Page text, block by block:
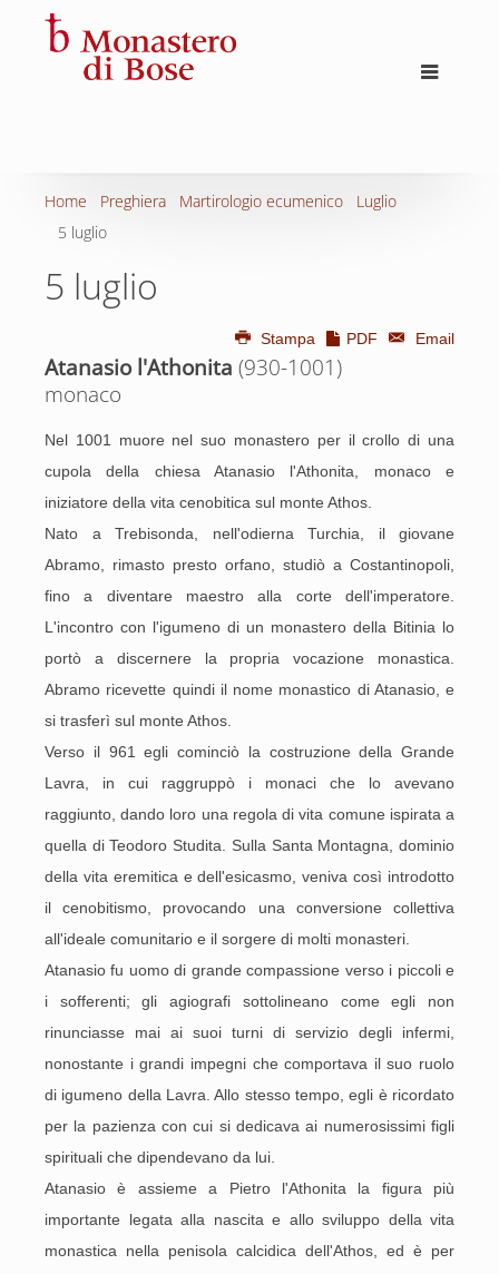
Home Preghiera Martirologio ecumenico
Luglio
5 luglio
5 luglio
Stampa PDF Email
Atanasio l'Athonita (930-1001)
monaco
Nel 1001 muore nel suo monastero per il crollo di una
cupola della chiesa Atanasio l'Athonita, monaco e
iniziatore della vita cenobitica sul monte Athos.
Nato a Trebisonda, nell'odierna Turchia, il giovane
Abramo, rimasto presto orfano, studiò a Costantinopoli,
fino a diventare maestro alla corte dell'imperatore.
L'incontro con l'igumeno di un monastero della Bitinia lo
portò a discernere la propria vocazione monastica.
Abramo ricevette quindi il nome monastico di Atanasio, e
si trasferì sul monte Athos.
Verso il 961 egli cominciò la costruzione della Grande
Lavra, in cui raggruppò i monaci che lo avevano
raggiunto, dando loro una regola di vita comune ispirata a
quella di Teodoro Studita. Sulla Santa Montagna, dominio
della vita eremitica e dell'esicasmo, veniva così introdotto
il cenobitismo, provocando una conversione collettiva
all'ideale comunitario e il sorgere di molti monasteri.
Atanasio fu uomo di grande compassione verso i piccoli e
i sofferenti; gli agiografi sottolineano come egli non
rinunciasse mai ai suoi turni di servizio degli infermi,
nonostante i grandi impegni che comportava il suo ruolo
di igumeno della Lavra. Allo stesso tempo, egli è ricordato
per la pazienza con cui si dedicava ai numerosissimi figli
spirituali che dipendevano da lui.
Atanasio è assieme a Pietro l'Athonita la figura più
importante legata alla nascita e allo sviluppo della vita
monastica nella penisola calcidica dell'Athos, ed è per